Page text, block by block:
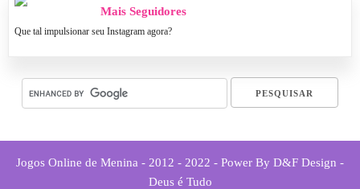
Mais Seguidores
Que tal impulsionar seu Instagram agora?
Jogos Online de Menina - 2012 - 2022 - Power By D&F Design -
Deus é Tudo